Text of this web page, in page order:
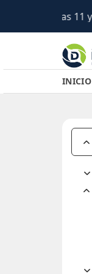
el día (Salta)
INICIO